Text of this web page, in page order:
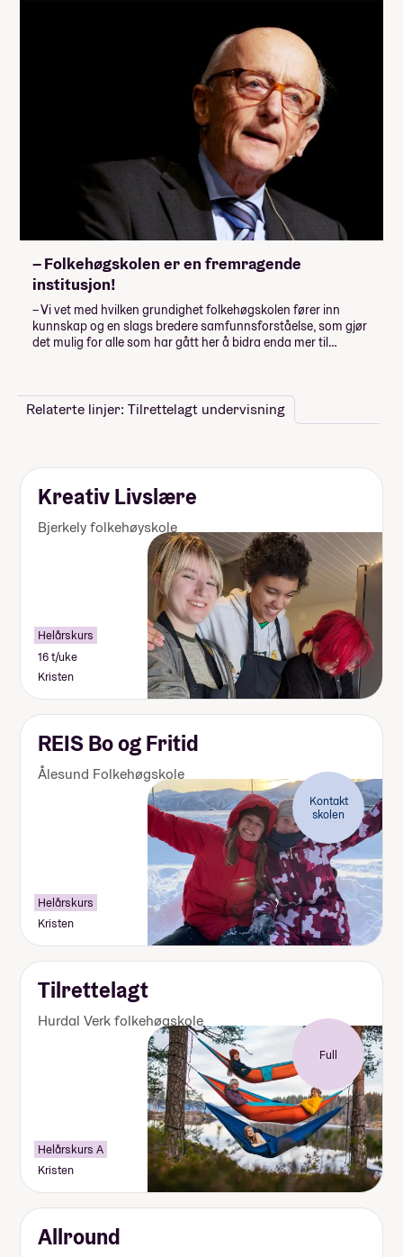
– Folkehøgskolen er en fremragende
institusjon!
– Vi vet med hvilken grundighet folkehøgskolen fører inn
kunnskap og en slags bredere samfunnsforståelse, som gjør
det mulig for alle som har gått her å bidra enda mer til…
Relaterte linjer: Tilrettelagt undervisning
Kreativ Livslære
Bjerkely folkehøyskole
Helårskurs
16 t/uke
Kristen
REIS Bo og Fritid
Ålesund Folkehøgskole
Kontakt
skolen
Helårskurs
Kristen
Tilrettelagt
Hurdal Verk folkehøgskole
Full
Helårskurs A
Kristen
Allround